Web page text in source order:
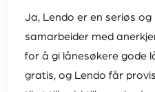
Ja, Lendo er en seriøs
samarbeider med
for å gi lånesøkere gode
gratis, og Lendo får